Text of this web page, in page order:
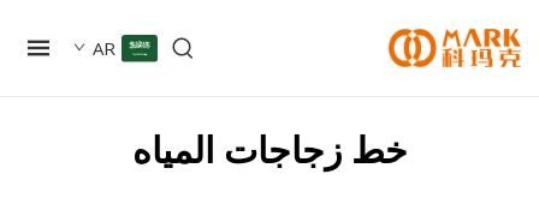
AR
خط زجاجات المياه